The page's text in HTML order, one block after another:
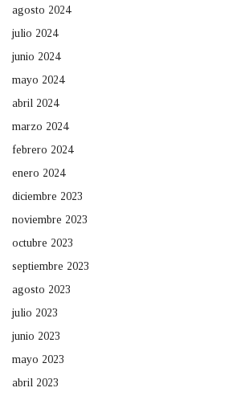
agosto 2024
julio 2024
junio 2024
mayo 2024
abril 2024
marzo 2024
febrero 2024
enero 2024
diciembre 2023
noviembre 2023
octubre 2023
septiembre 2023
agosto 2023
julio 2023
junio 2023
mayo 2023
abril 2023